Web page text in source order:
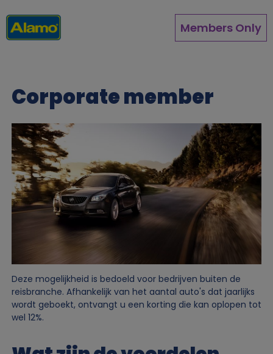
en
naar
Members Only
Corporate member
Deze mogelijkheid is bedoeld voor bedrijven buiten de
reisbranche. Afhankelijk van het aantal auto's dat jaarlijks
wordt geboekt, ontvangt u een korting die kan oplopen tot
wel 12%.